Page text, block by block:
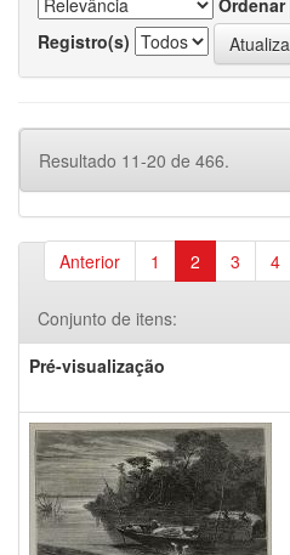
Ordenar
Registro(s)
Resultado 11-20 de 466.
Anterior 1 2 3 4
Conjunto de itens:
Pré-visualização